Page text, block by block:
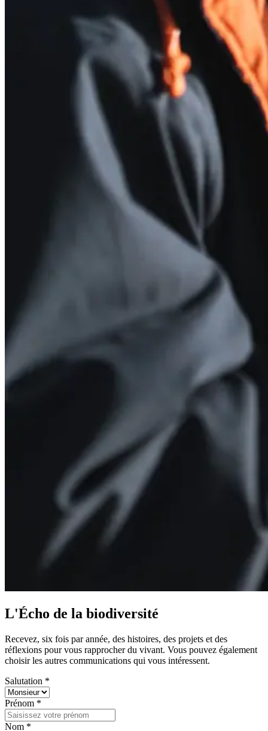
L'Écho de la biodiversité
Recevez, six fois par année, des histoires, des projets et des
réflexions pour vous rapprocher du vivant. Vous pouvez également
choisir les autres communications qui vous intéressent.
Salutation *
Prénom *
Nom *